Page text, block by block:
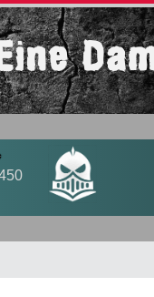
1593